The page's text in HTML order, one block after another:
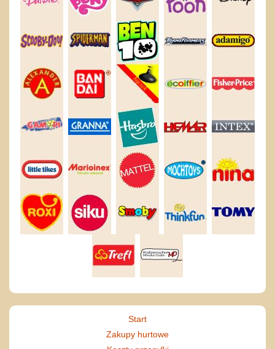
Start
Zakupy hurtowe